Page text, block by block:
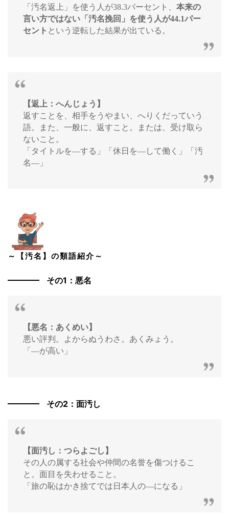
「汚名返上」を使う人が38.3パーセント、 本来の
言い方ではない「汚名挽回」を使う人が44.1パー
セント という逆転した結果が出ている。
【返上：へんじょう】
返すことを、相手をうやまい、へりくだっていう
語。また、一般に、返すこと。または、受け取ら
ないこと。
「タイトルを―する」「休日を―して働く」「汚
名―」
～【汚名】の類語紹介～
その1：悪名
【悪名：あくめい】
悪い評判。よからぬうわさ。あくみょう。
「―が高い」
その2：面汚し
【面汚し：つらよごし】
その人の属する社会や仲間の名誉を傷つけるこ
と。面目を失わせること。
「旅の恥はかき捨てでは日本人の―になる」